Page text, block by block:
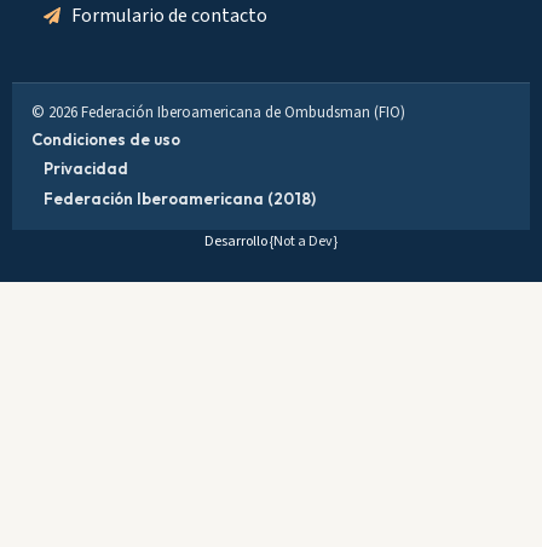
Formulario de contacto
© 2026 Federación Iberoamericana de Ombudsman (FIO)
Condiciones de uso
Privacidad
Federación Iberoamericana (2018)
Desarrollo{Not a Dev}